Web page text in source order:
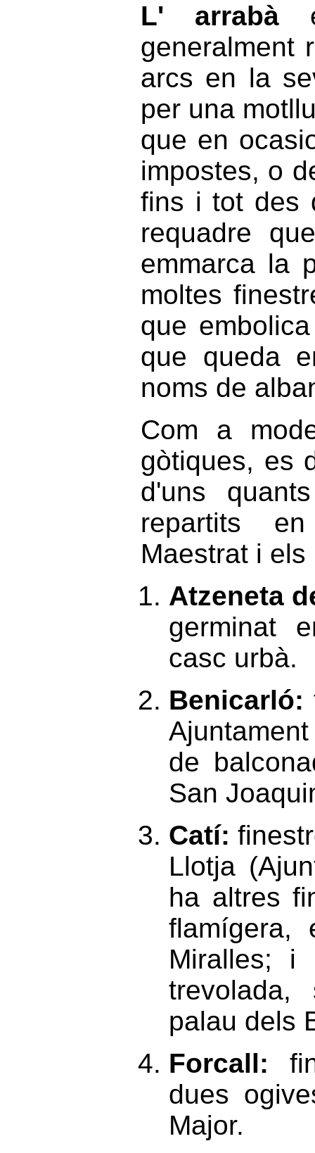
L' arrabà
generalment
arcs en la
per una
que en
impostes, o
fins i tot des
requadre
emmarca la
moltes
que
que queda
noms de
Com a
gòtiques, es
d'uns
repartits
Maestrat i els
Atzeneta
germinat
casc urbà.
Benicarló:
de
San
Catí:
Llotja
ha altres
flamígera,
Miralles; i
palau dels
Forcall:
dues
Major.